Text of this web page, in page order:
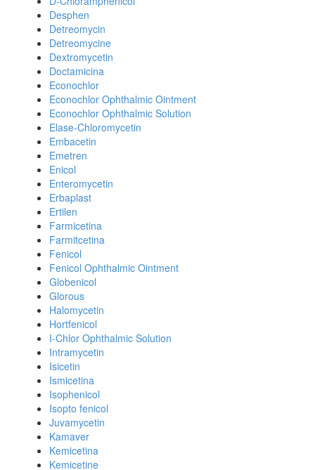
Desphen
Detreomycin
Detreomycine
Dextromycetin
Doctamicina
Econochlor
Econochlor Ophthalmic Ointment
Econochlor Ophthalmic Solution
Elase-Chloromycetin
Embacetin
Emetren
Enicol
Enteromycetin
Erbaplast
Ertilen
Farmicetina
Farmitcetina
Fenicol
Fenicol Ophthalmic Ointment
Globenicol
Glorous
Halomycetin
Hortfenicol
I-Chlor Ophthalmic Solution
Intramycetin
Isicetin
Ismicetina
Isophenicol
Isopto fenicol
Juvamycetin
Kamaver
Kemicetina
Kemicetine